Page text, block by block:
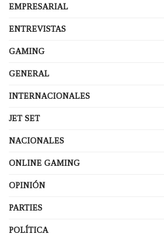
EMPRESARIAL
ENTREVISTAS
GAMING
GENERAL
INTERNACIONALES
JET SET
NACIONALES
ONLINE GAMING
OPINIÓN
PARTIES
POLÍTICA